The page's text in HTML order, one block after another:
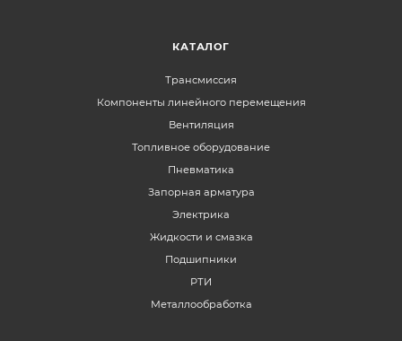
КАТАЛОГ
Трансмиссия
Компоненты линейного перемещения
Вентиляция
Топливное оборудование
Пневматика
Запорная арматура
Электрика
Жидкости и смазка
Подшипники
РТИ
Металлообработка